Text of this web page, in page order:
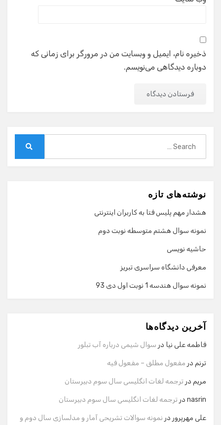
ذخیره نام، ایمیل و وبسایت من در مرورگر برای زمانی که
دوباره دیدگاهی می‌نویسم.
نوشته‌های تازه
هشدار مهم پلیس فتا به کاربران اینترنتی
نمونه سوال هشتم متوسطه نوبت دوم
حاشیه نویسی
معرفی دانشگاه سراسری تبریز
نمونه سوال هندسه 1 نوبت اول دی 93
آخرین دیدگاه‌ها
فاطمه علی نیا در سوال شیمی درباره آب تبلور
ترنم در مفعول مطلق – مفعول فیه
مریم در ترجمه لغات انگلیسی سال سوم دبیرستان
nasrin در ترجمه لغات انگلیسی سال سوم دبیرستان
علی مهرپرور در نمونه سوالات تشریحی آمار و مدلسازی سال دوم و
گفت‌وگو با دستیار هوشمند
سلام! برای شروع گفت‌وگو لطفاً شماره تماس یا ایمیل خود را
وارد کنید.